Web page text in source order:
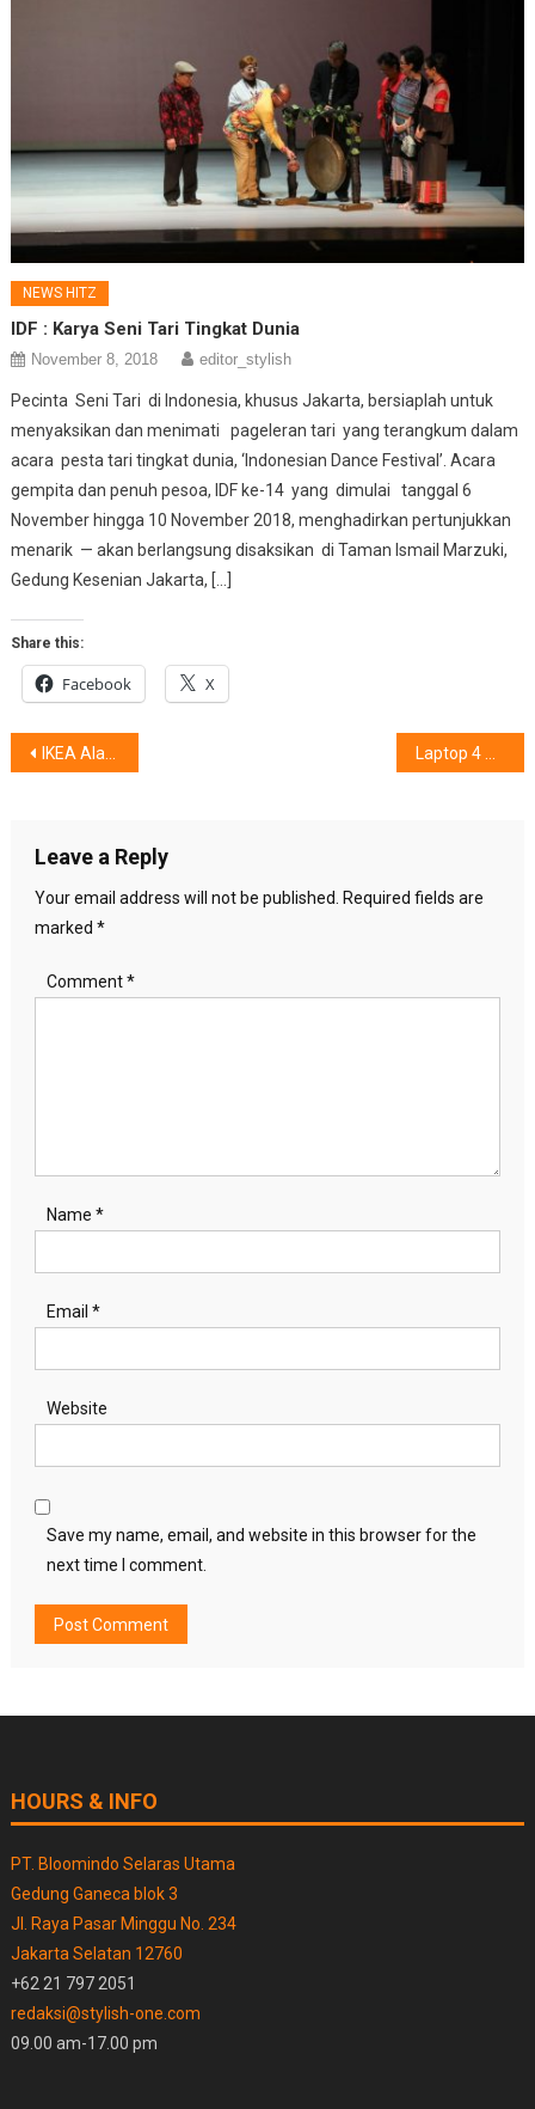
NEWS HITZ
IDF : Karya Seni Tari Tingkat Dunia
November 8, 2018 editor_stylish
Pecinta Seni Tari di Indonesia, khusus Jakarta, bersiaplah untuk
menyaksikan dan menimati pageleran tari yang terangkum dalam
acara pesta tari tingkat dunia, ‘Indonesian Dance Festival’. Acara
gempita dan penuh pesoa, IDF ke-14 yang dimulai tanggal 6
November hingga 10 November 2018, menghadirkan pertunjukkan
menarik — akan berlangsung disaksikan di Taman Ismail Marzuki,
Gedung Kesenian Jakarta, […]
Share this:
Facebook X
Post
IKEA Alam Sutera (pun) Tutup Sementara
Leave a Reply
Your email address will not be published.
Required fields are
marked *
Comment*
Name *
Email *
Website
Save my name, email, and website in this browser for the
next time I comment.
HOURS & INFO
PT. Bloomindo Selaras Utama
Gedung Ganeca blok 3
Jl. Raya Pasar Minggu No. 234
Jakarta Selatan 12760
+62 21 797 2051
redaksi@stylish-one.com
09.00 am-17.00 pm